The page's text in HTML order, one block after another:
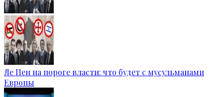
Ле Пен на пороге власти: что будет с мусульманами
Европы